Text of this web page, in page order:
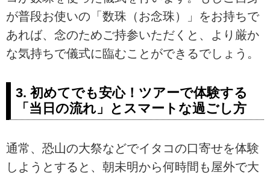
が普段お使いの「数珠（お念珠）」をお持ちで
あれば、念のためご持参いただくと、より厳か
な気持ちで儀式に臨むことができるでしょう。
3. 初めてでも安心！ツアーで体験する
「当日の流れ」とスマートな過ごし方
通常、恐山の大祭などでイタコの口寄せを体験
しようとすると、朝未明から何時間も屋外で大